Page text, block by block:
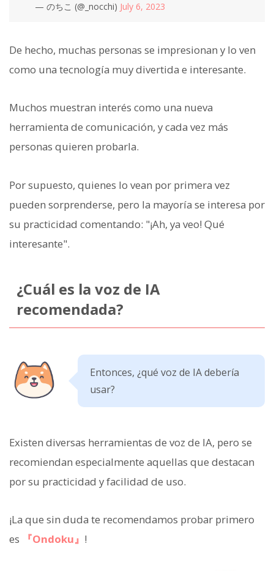
— のちこ (@_nocchi) July 6, 2023
De hecho, muchas personas se impresionan y lo ven
como una tecnología muy divertida e interesante.
Muchos muestran interés como una nueva
herramienta de comunicación, y cada vez más
personas quieren probarla.
Por supuesto, quienes lo vean por primera vez
pueden sorprenderse, pero la mayoría se interesa por
su practicidad comentando: "¡Ah, ya veo! Qué
interesante".
¿Cuál es la voz de IA
recomendada?
Entonces, ¿qué voz de IA debería
usar?
Existen diversas herramientas de voz de IA, pero se
recomiendan especialmente aquellas que destacan
por su practicidad y facilidad de uso.
¡La que sin duda te recomendamos probar primero
es
『Ondoku』 !